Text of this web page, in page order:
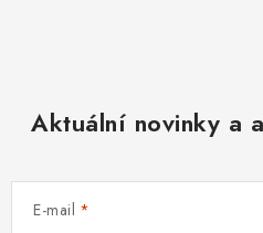
Aktuální novinky a
E-mail